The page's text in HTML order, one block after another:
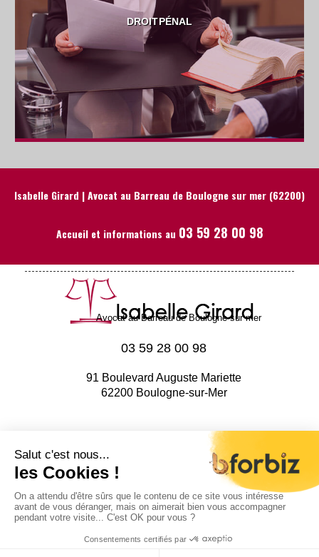
DROIT PÉNAL
Isabelle Girard | Avocat au Barreau de Boulogne sur mer (62200)
Accueil et informations au 03 59 28 00 98
Avocat au Barreau de Boulogne sur mer
03 59 28 00 98
91 Boulevard Auguste Mariette
62200 Boulogne-sur-Mer
Contact Mentions légales
© 2017 | Tous droits réservés
Agence web Lille